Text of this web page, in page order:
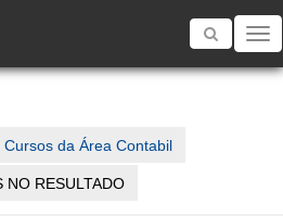
Toggle
Cursos da Área Contabil
NO RESULTADO